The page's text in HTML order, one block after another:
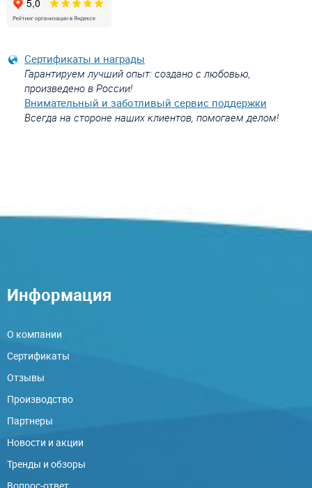
Сертификаты и награды
Гарантируем лучший опыт: создано с любовью,
произведено в России!
Внимательный и заботливый сервис поддержки
Всегда на стороне наших клиентов, помогаем делом!
Информация
О компании
Сертификаты
Отзывы
Производство
Партнеры
Новости и акции
Тренды и обзоры